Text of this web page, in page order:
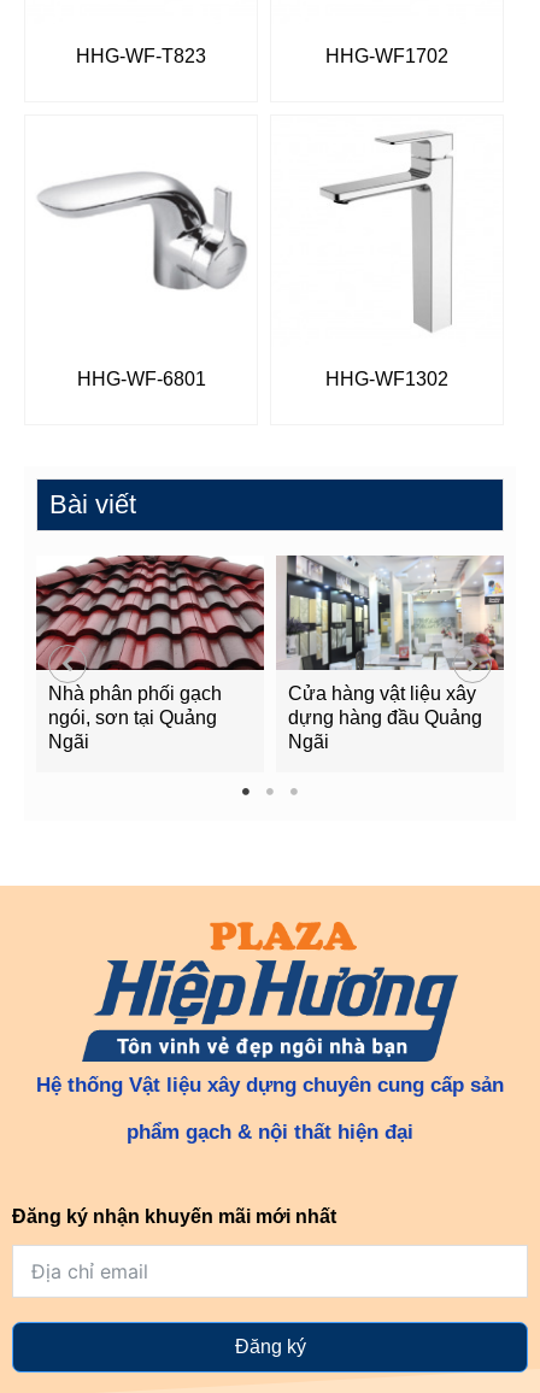
HHG-WF-T823 HHG-WF1702
HHG-WF-6801 HHG-WF1302
Bài viết
Nhà phân phối gạch
ngói, sơn tại Quảng
Ngãi
Cửa hàng vật liệu xây
dựng hàng đầu Quảng
Ngãi
1 2 3
Hệ thống Vật liệu xây dựng chuyên cung cấp sản
phẩm gạch & nội thất hiện đại
Đăng ký nhận khuyến mãi mới nhất
Đăng ký